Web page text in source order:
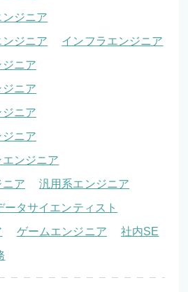
ジニア
ジニア
インフラエンジニア
ニア
ニア
ニア
ニア
ンジニア
ア
汎用系エンジニア
ータサイエンティスト
ゲームエンジニア
社内SE